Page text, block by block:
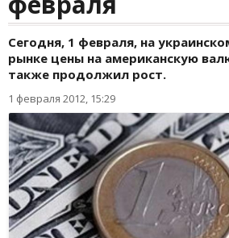
Сегодня, 1 февраля, на
рынке цены на американскую
также продолжил рост.
1 февраля 2012, 15:29